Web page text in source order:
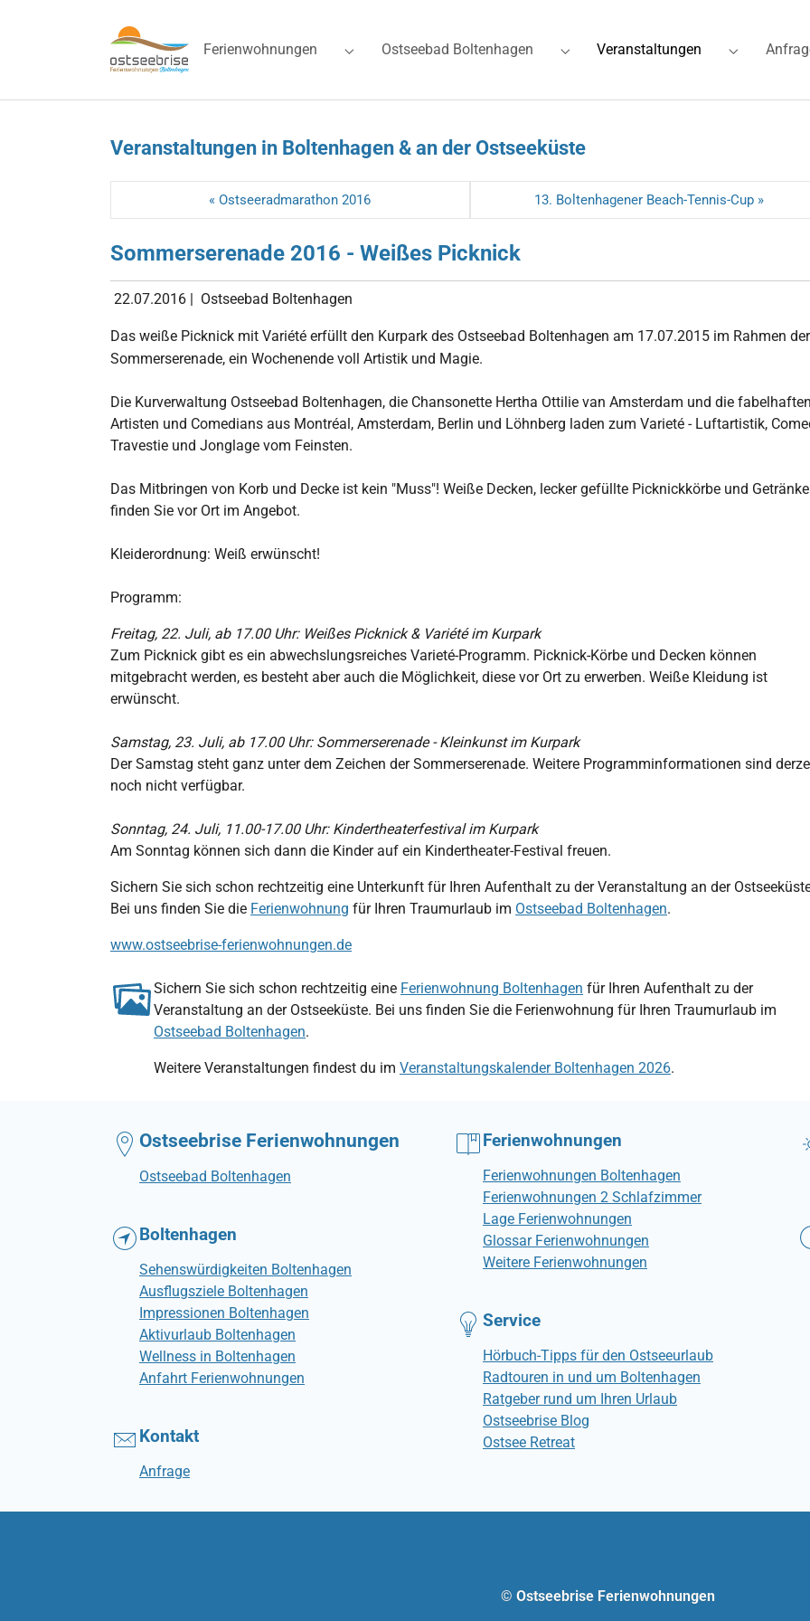
Ferienwohnungen
Submenu for "Ferienwohnungen"
Ostseebad Boltenhagen
Submenu for "Ostseebad Boltenhagen"
Veranstaltungen (current)
Submenu
Veranstaltungen in Boltenhagen & an der Ostseeküste
« Ostseeradmarathon 2016 13. Boltenhagener Beach-Tennis-Cup »
Sommerserenade 2016 - Weißes Picknick
22.07.2016 | Ostseebad Boltenhagen
Das weiße Picknick mit Variété erfüllt den Kurpark des Ostseebad Boltenhagen am 17.07.2015 im Rahmen der
Sommerserenade, ein Wochenende voll Artistik und Magie.
Die Kurverwaltung Ostseebad Boltenhagen, die Chansonette Hertha Ottilie van Amsterdam und die fabelhaften
Artisten und Comedians aus Montréal, Amsterdam, Berlin und Löhnberg laden zum Varieté - Luftartistik,
Travestie und Jonglage vom Feinsten.
Das Mitbringen von Korb und Decke ist kein "Muss"! Weiße Decken, lecker gefüllte Picknickkörbe und Getränke
finden Sie vor Ort im Angebot.
Kleiderordnung: Weiß erwünscht!
Programm:
Freitag, 22. Juli, ab 17.00 Uhr: Weißes Picknick & Variété im Kurpark
Zum Picknick gibt es ein abwechslungsreiches Varieté-Programm. Picknick-Körbe und Decken können
mitgebracht werden, es besteht aber auch die Möglichkeit, diese vor Ort zu erwerben. Weiße Kleidung ist
erwünscht.
Samstag, 23. Juli, ab 17.00 Uhr: Sommerserenade - Kleinkunst im Kurpark
Der Samstag steht ganz unter dem Zeichen der Sommerserenade. Weitere Programminformationen sind
noch nicht verfügbar.
Sonntag, 24. Juli, 11.00-17.00 Uhr: Kindertheaterfestival im Kurpark
Am Sonntag können sich dann die Kinder auf ein Kindertheater-Festival freuen.
Sichern Sie sich schon rechtzeitig eine Unterkunft für Ihren Aufenthalt zu der Veranstaltung an der
Bei uns finden Sie die Ferienwohnung für Ihren Traumurlaub im Ostseebad Boltenhagen.
www.ostseebrise-ferienwohnungen.de
Sichern Sie sich schon rechtzeitig eine Ferienwohnung Boltenhagen für Ihren Aufenthalt zu der
Veranstaltung an der Ostseeküste. Bei uns finden Sie die Ferienwohnung für Ihren Traumurlaub im
Ostseebad Boltenhagen.
Weitere Veranstaltungen findest du im Veranstaltungskalender Boltenhagen 2026.
Ostseebrise Ferienwohnungen
Ostseebad Boltenhagen
Boltenhagen
Sehenswürdigkeiten Boltenhagen
Ausflugsziele Boltenhagen
Impressionen Boltenhagen
Aktivurlaub Boltenhagen
Wellness in Boltenhagen
Anfahrt Ferienwohnungen
Kontakt
Anfrage
Ferienwohnungen
Ferienwohnungen Boltenhagen
Ferienwohnungen 2 Schlafzimmer
Lage Ferienwohnungen
Glossar Ferienwohnungen
Weitere Ferienwohnungen
Service
Hörbuch-Tipps für den Ostseeurlaub
Radtouren in und um Boltenhagen
Ratgeber rund um Ihren Urlaub
Ostseebrise Blog
Ostsee Retreat
© Ostseebrise Ferienwohnungen